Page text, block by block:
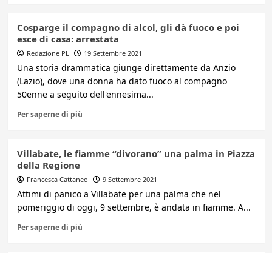
Cosparge il compagno di alcol, gli dà fuoco e poi
esce di casa: arrestata
Redazione PL 19 Settembre 2021
Una storia drammatica giunge direttamente da Anzio
(Lazio), dove una donna ha dato fuoco al compagno
50enne a seguito dell'ennesima...
Per saperne di più
Villabate, le fiamme “divorano” una palma in Piazza
della Regione
Francesca Cattaneo 9 Settembre 2021
Attimi di panico a Villabate per una palma che nel
pomeriggio di oggi, 9 settembre, è andata in fiamme. A...
Per saperne di più